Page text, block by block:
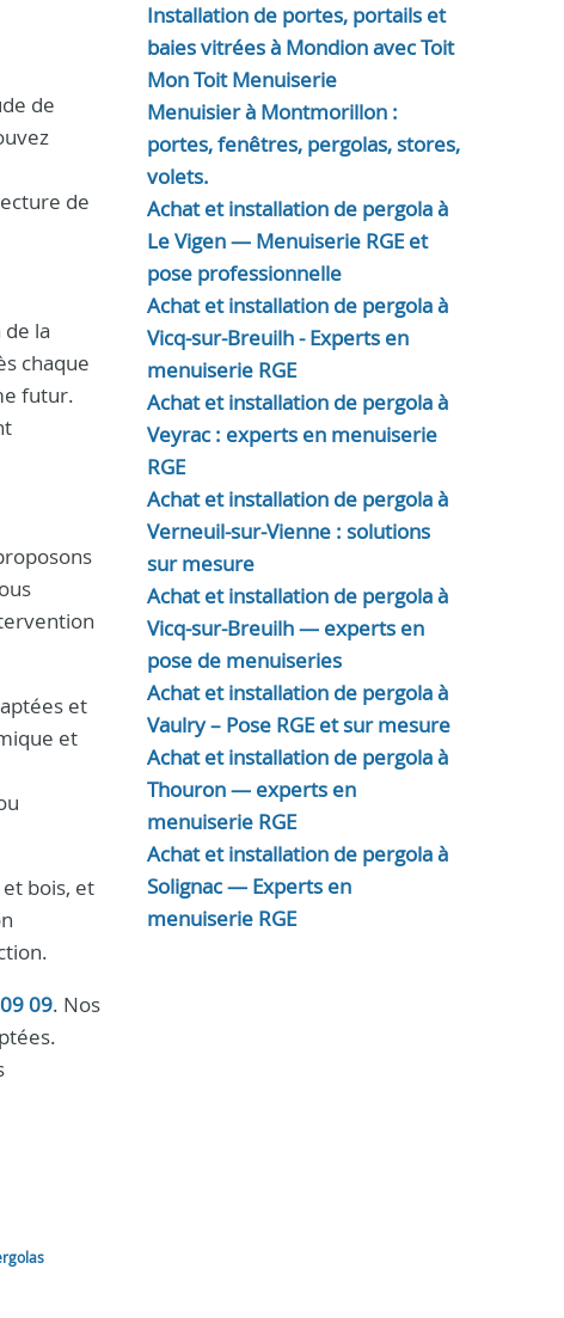
de
de
la
chaque
futur.
et
et
bois, et
09. Nos
Installation de portes, portails et
baies vitrées à Mondion avec Toit
Mon Toit Menuiserie
Menuisier à Montmorillon :
portes, fenêtres, pergolas, stores,
volets.
Achat et installation de pergola à
Le Vigen — Menuiserie RGE et
pose professionnelle
Achat et installation de pergola à
Vicq-sur-Breuilh - Experts en
menuiserie RGE
Achat et installation de pergola à
Veyrac : experts en menuiserie
RGE
Achat et installation de pergola à
Verneuil-sur-Vienne : solutions
sur mesure
Achat et installation de pergola à
Vicq-sur-Breuilh — experts en
pose de menuiseries
Achat et installation de pergola à
Vaulry – Pose RGE et sur mesure
Achat et installation de pergola à
Thouron — experts en
menuiserie RGE
Achat et installation de pergola à
Solignac — Experts en
menuiserie RGE